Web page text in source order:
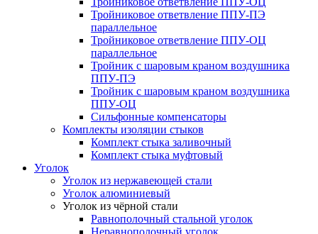
Тройниковое ответвление ППУ-ПЭ
параллельное
Тройниковое ответвление ППУ-ОЦ
параллельное
Тройник с шаровым краном воздушника
ППУ-ПЭ
Тройник с шаровым краном воздушника
ППУ-ОЦ
Сильфонные компенсаторы
Комплекты изоляции стыков
Комплект стыка заливочный
Комплект стыка муфтовый
Уголок
Уголок из нержавеющей стали
Уголок алюминиевый
Уголок из чёрной стали
Равнополочный стальной уголок
Неравнополочный уголок